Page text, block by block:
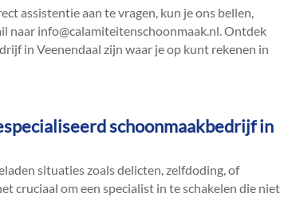
assistentie aan te vragen, kun je ons bellen,
naar info@calamiteitenschoonmaak.​nl.​ Ontdek
in Veenendaal zijn waar je op kunt rekenen in
schoonmaakbedrijf in
situaties zoals delicten, zelfdoding, of
cruciaal om een specialist in te schakelen die niet